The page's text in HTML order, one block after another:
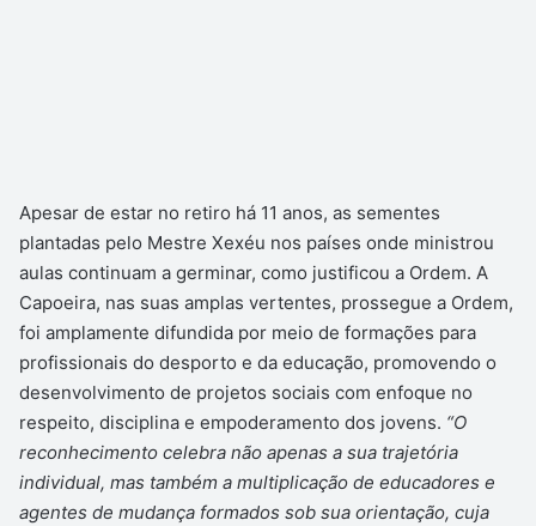
Apesar de estar no retiro há 11 anos, as sementes
plantadas pelo Mestre Xexéu nos países onde ministrou
aulas continuam a germinar, como justificou a Ordem. A
Capoeira, nas suas amplas vertentes, prossegue a Ordem,
foi amplamente difundida por meio de formações para
profissionais do desporto e da educação, promovendo o
desenvolvimento de projetos sociais com enfoque no
respeito, disciplina e empoderamento dos jovens. “O
reconhecimento celebra não apenas a sua trajetória
individual, mas também a multiplicação de educadores e
agentes de mudança formados sob sua orientação, cuja